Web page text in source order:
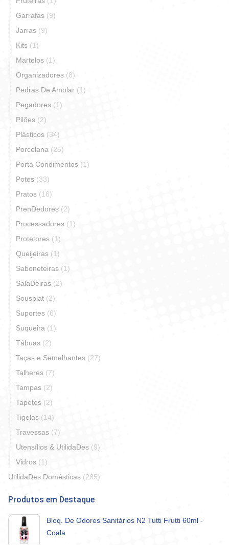
Garrafas (9)
Jarras (9)
Kits (1)
Martelos (1)
Organizadores (8)
Pedras De Amolar (1)
Pegadores (1)
Pilões (2)
Plásticos (34)
Porcelana (25)
Porta Condimentos (1)
Potes (33)
Pratos (16)
PrenDedores (2)
Processadores (1)
Protetores (1)
Queijeiras (1)
Saboneteiras (1)
SalaDeiras (2)
Sousplat (2)
Suportes (6)
Suqueira (1)
Tábuas (2)
Taças e Semelhantes (27)
Talheres (7)
Tampas (2)
Tapetes (2)
Tigelas (14)
Travessas (7)
Utensílios & UtilidaDes (9)
Vidros (1)
UtilidaDes Domésticas (285)
Produtos em Destaque
Bloq. De Odores Sanitários N2 Tutti Frutti 60ml -
Coala